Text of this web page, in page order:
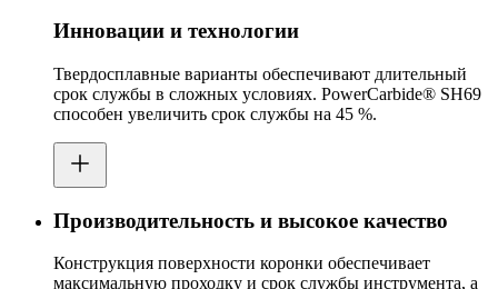
Инновации и технологии
Твердосплавные варианты обеспечивают длительный
срок службы в сложных условиях. PowerCarbide® SH69
способен увеличить срок службы на 45 %.
Производительность и высокое качество
Конструкция поверхности коронки обеспечивает
максимальную проходку и срок службы инструмента, а